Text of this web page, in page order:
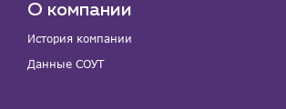
О компании
История компании
Данные СОУТ